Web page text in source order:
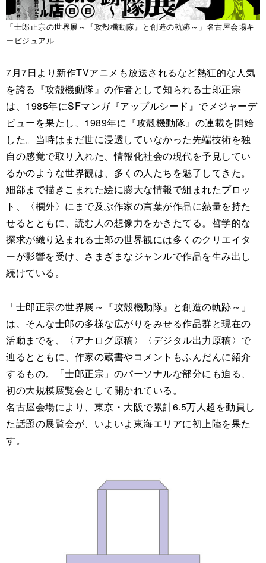
「士郎正宗の世界展～『攻殻機動隊』と創造の軌跡～」名古屋会場キ
ービジュアル
7月7日より新作TVアニメも放送されるなど熱狂的な人気
を誇る『攻殻機動隊』の作者として知られる士郎正宗
は、1985年にSFマンガ『アップルシード』でメジャーデ
ビューを果たし、1989年に『攻殻機動隊』の連載を開始
した。当時はまだ世に浸透していなかった先端技術を独
自の感覚で取り入れた、情報化社会の現代を予見してい
るかのような世界観は、多くの人たちを魅了してきた。
細部まで描きこまれた絵に膨大な情報で組まれたプロッ
ト、〈欄外〉にまで及ぶ作家の言葉が作品に熱量を持た
せるとともに、読む人の想像力をかきたてる。哲学的な
探求が織り込まれる士郎の世界観には多くのクリエイタ
ーが影響を受け、さまざまなジャンルで作品を生み出し
続けている。
「士郎正宗の世界展～『攻殻機動隊』と創造の軌跡～」
は、そんな士郎の多様な広がりをみせる作品群と現在の
活動までを、〈アナログ原稿〉〈デジタル出力原稿〉で
辿るとともに、作家の蔵書やコメントもふんだんに紹介
するもの。「士郎正宗」のパーソナルな部分にも迫る、
初の大規模展覧会として開かれている。
名古屋会場により、東京・大阪で累計6.5万人超を動員し
た話題の展覧会が、いよいよ東海エリアに初上陸を果た
す。